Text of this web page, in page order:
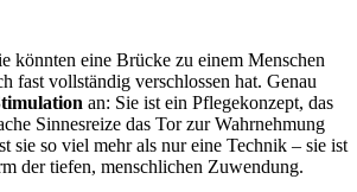
könnten eine Brücke zu einem Menschen
fast vollständig verschlossen hat. Genau
an: Sie ist ein Pflegekonzept, das
Sinnesreize das Tor zur Wahrnehmung
sie so viel mehr als nur eine Technik – sie ist
der tiefen, menschlichen Zuwendung.